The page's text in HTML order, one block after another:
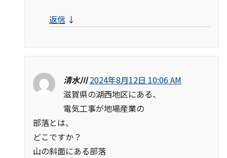
返信 ↓
清水川 2024年8月12日 10:06 AM
滋賀県の湖西地区にある、
電気工事が地場産業の
部落とは、
どこですか？
山の斜面にある部落